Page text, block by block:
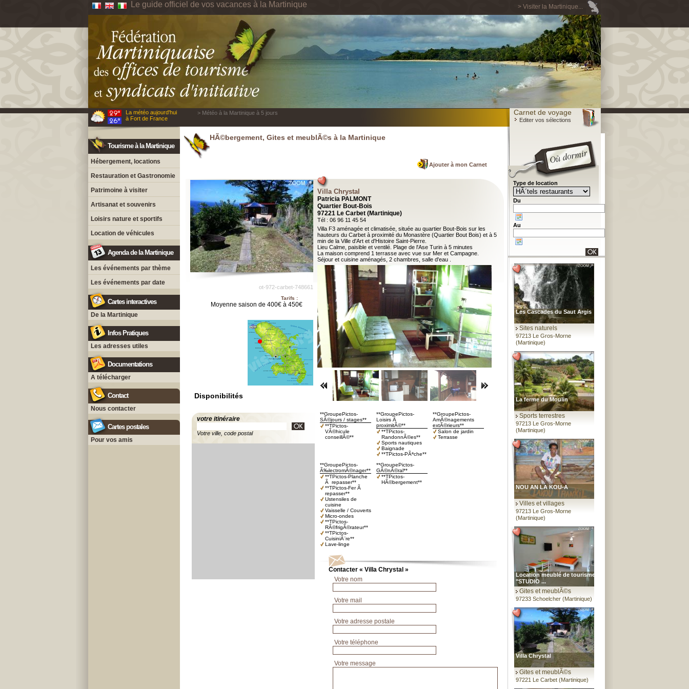
> Visiter la Martinique...
Le guide officiel de vos vacances à la Martinique
La météo aujourd'hui
à Fort de France
> Météo à la Martinique à 5 jours Carnet de voyage
Editer vos sélections
Tourisme à la Martinique
Hébergement, locations
Restauration et Gastronomie
Patrimoine à visiter
Artisanat et souvenirs
Loisirs nature et sportifs
Location de véhicules
Agenda de la Martinique
Les événements par thème
Les événements par date
Cartes interactives
De la Martinique
Infos Pratiques
Les adresses utiles
Documentations
A télécharger
Contact
Nous contacter
Cartes postales
Pour vos amis
HÃ©bergement, Gites et meublÃ©s à la Martinique
Ajouter à mon Carnet
ot-972-carbet-748661
Tarifs :
Moyenne saison de 400€ à 450€
Disponibilités
votre itinéraire
Votre ville, code postal
Villa Chrystal
Patricia PALMONT
Quartier Bout-Bois
97221 Le Carbet (Martinique)
Tél : 06 96 11 45 54
Villa F3 aménagée et climatisée, située au quartier Bout-Bois sur les
hauteurs du Carbet à proximité du Monastère (Quartier Bout Bois) et à 5
min de la Ville d'Art et d'Histoire Saint-Pierre.
Lieu Calme, paisible et ventilé. Plage de l'Ase Turin à 5 minutes
La maison comprend 1 terrasse avec vue sur Mer et Campagne.
Séjour et cuisine aménagés, 2 chambres, salle d'eau .
**GroupePictos-
SÃ©jours / stages**
**TPictos-
VÃ©hicule
conseillÃ©**
**GroupePictos-
Loisirs Ã
proximitÃ©**
**TPictos-
RandonnÃ©es**
Sports nautiques
Baignade
**TPictos-PÃªche**
**GroupePictos-
AmÃ©nagements
extÃ©rieurs**
Salon de jardin
Terrasse
**GroupePictos-
Ã‰lectromÃ©nager**
**TPictos-Planche
Ã repasser**
**TPictos-Fer Ã
repasser**
Ustensiles de
cuisine
Vaisselle / Couverts
Micro-ondes
**TPictos-
RÃ©frigÃ©rateur**
**TPictos-
CuisiniÃ¨re**
Lave-linge
**GroupePictos-
GÃ©nÃ©ral**
**TPictos-
HÃ©bergement**
Contacter « Villa Chrystal »
Votre nom
Votre mail
Votre adresse postale
Votre téléphone
Votre message
Type de location
Du
Au
Les Cascades du Saut Argis
Sites naturels
97213 Le Gros-Morne
(Martinique)
La ferme du Moulin
Sports terrestres
97213 Le Gros-Morne
(Martinique)
NOU AN LA KOU-A
Villes et villages
97213 Le Gros-Morne
(Martinique)
Location meublé de tourisme
"STUDIO ...
Gites et meublÃ©s
97233 Schoelcher (Martinique)
Villa Chrystal
Gites et meublÃ©s
97221 Le Carbet (Martinique)